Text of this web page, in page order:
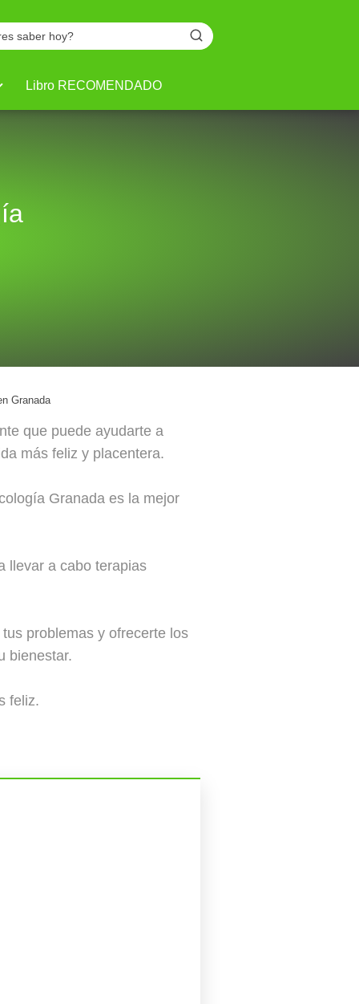
Libro RECOMENDADO
Granada
que puede ayudarte a
más feliz y placentera.
Granada es la mejor
llevar a cabo terapias
problemas y ofrecerte los
bienestar.
feliz.